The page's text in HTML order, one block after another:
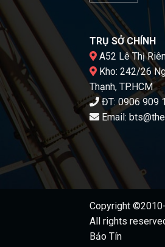
TRỤ SỞ CHÍNH
A52 Lê Thị
Kho: 242/26
Thạnh, TP.HCM
ĐT:0906 909
Email:
Copyright
All rights
Bảo Tín